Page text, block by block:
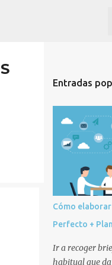
Entradas
Cómo
Perfecto +
Ir a recoger
habitual que